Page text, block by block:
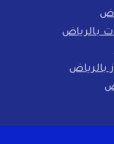
بالرياض
بالرياض